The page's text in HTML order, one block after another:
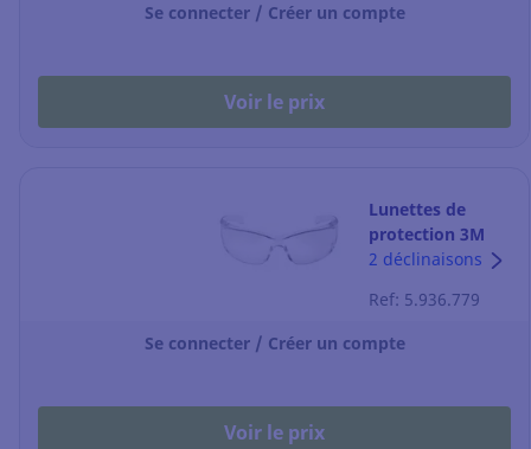
Se connecter / Créer un compte
Voir le prix
Lunettes de
protection 3M
Virtua incolore
2 déclinaisons
Ref: 5.936.779
Se connecter / Créer un compte
Voir le prix